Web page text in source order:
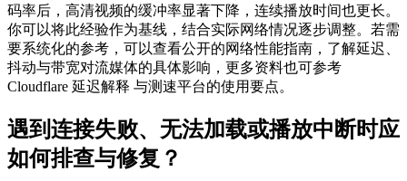
码率后，高清视频的缓冲率显著下降，连续播放时间也更长。
你可以将此经验作为基线，结合实际网络情况逐步调整。若需
要系统化的参考，可以查看公开的网络性能指南，了解延迟、
抖动与带宽对流媒体的具体影响，更多资料也可参考
Cloudflare 延迟解释 与测速平台的使用要点。
遇到连接失败、无法加载或播放中断时应
如何排查与修复？